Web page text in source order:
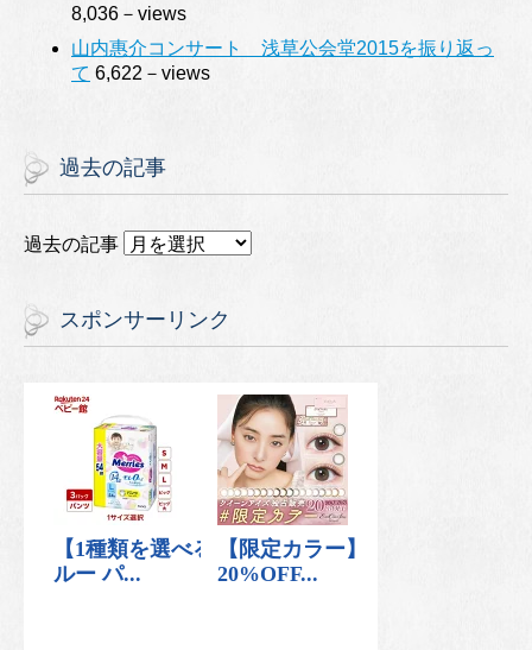
8,036－views
山内惠介コンサート 浅草公会堂2015を振り返っ
て 6,622－views
過去の記事
過去の記事
スポンサーリンク